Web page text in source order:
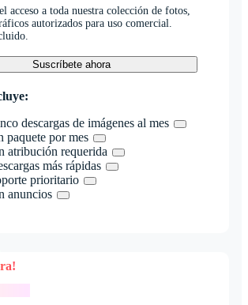
acceso a toda nuestra colección de fotos,
autorizados para uso comercial.
Suscríbete ahora
descargas de imágenes al mes
paquete por mes
atribución requerida
más rápidas
prioritario
anuncios